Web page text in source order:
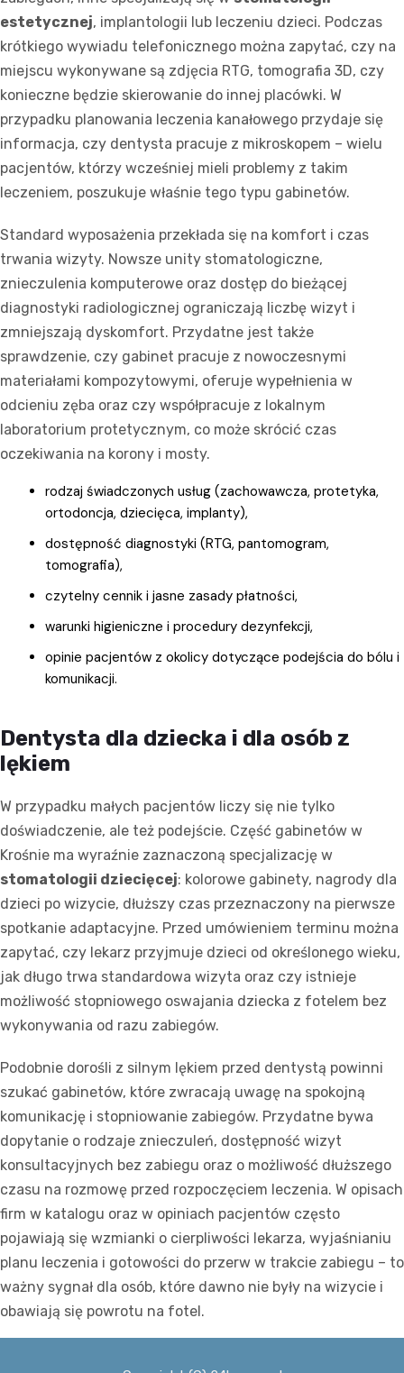
estetycznej, implantologii lub leczeniu dzieci. Podczas
krótkiego wywiadu telefonicznego można zapytać, czy na
miejscu wykonywane są zdjęcia RTG, tomografia 3D, czy
konieczne będzie skierowanie do innej placówki. W
przypadku planowania leczenia kanałowego przydaje się
informacja, czy dentysta pracuje z mikroskopem – wielu
pacjentów, którzy wcześniej mieli problemy z takim
leczeniem, poszukuje właśnie tego typu gabinetów.
Standard wyposażenia przekłada się na komfort i czas
trwania wizyty. Nowsze unity stomatologiczne,
znieczulenia komputerowe oraz dostęp do bieżącej
diagnostyki radiologicznej ograniczają liczbę wizyt i
zmniejszają dyskomfort. Przydatne jest także
sprawdzenie, czy gabinet pracuje z nowoczesnymi
materiałami kompozytowymi, oferuje wypełnienia w
odcieniu zęba oraz czy współpracuje z lokalnym
laboratorium protetycznym, co może skrócić czas
oczekiwania na korony i mosty.
rodzaj świadczonych usług (zachowawcza, protetyka,
ortodoncja, dziecięca, implanty),
dostępność diagnostyki (RTG, pantomogram,
tomografia),
czytelny cennik i jasne zasady płatności,
warunki higieniczne i procedury dezynfekcji,
opinie pacjentów z okolicy dotyczące podejścia do bólu i
komunikacji.
Dentysta dla dziecka i dla osób z
lękiem
W przypadku małych pacjentów liczy się nie tylko
doświadczenie, ale też podejście. Część gabinetów w
Krośnie ma wyraźnie zaznaczoną specjalizację w
stomatologii dziecięcej: kolorowe gabinety, nagrody dla
dzieci po wizycie, dłuższy czas przeznaczony na pierwsze
spotkanie adaptacyjne. Przed umówieniem terminu można
zapytać, czy lekarz przyjmuje dzieci od określonego wieku,
jak długo trwa standardowa wizyta oraz czy istnieje
możliwość stopniowego oswajania dziecka z fotelem bez
wykonywania od razu zabiegów.
Podobnie dorośli z silnym lękiem przed dentystą powinni
szukać gabinetów, które zwracają uwagę na spokojną
komunikację i stopniowanie zabiegów. Przydatne bywa
dopytanie o rodzaje znieczuleń, dostępność wizyt
konsultacyjnych bez zabiegu oraz o możliwość dłuższego
czasu na rozmowę przed rozpoczęciem leczenia. W opisach
firm w katalogu oraz w opiniach pacjentów często
pojawiają się wzmianki o cierpliwości lekarza, wyjaśnianiu
planu leczenia i gotowości do przerw w trakcie zabiegu – to
ważny sygnał dla osób, które dawno nie były na wizycie i
obawiają się powrotu na fotel.